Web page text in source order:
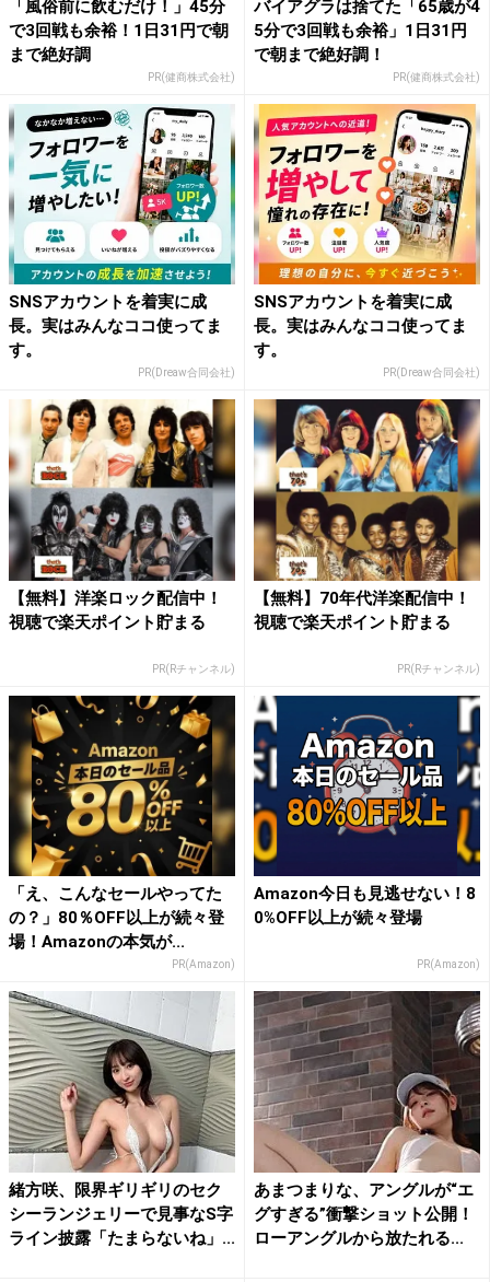
「風俗前に飲むだけ！」45分
で3回戦も余裕！1日31円で朝
まで絶好調
PR(健商株式会社)
バイアグラは捨てた「65歳が4
5分で3回戦も余裕」1日31円
で朝まで絶好調！
PR(健商株式会社)
SNSアカウントを着実に成
長。実はみんなココ使ってま
す。
PR(Dreaw合同会社)
SNSアカウントを着実に成
長。実はみんなココ使ってま
す。
PR(Dreaw合同会社)
【無料】洋楽ロック配信中！
視聴で楽天ポイント貯まる
PR(Rチャンネル)
【無料】70年代洋楽配信中！
視聴で楽天ポイント貯まる
PR(Rチャンネル)
「え、こんなセールやってた
の？」80％OFF以上が続々登
場！Amazonの本気が...
PR(Amazon)
Amazon今日も見逃せない！8
0%OFF以上が続々登場
PR(Amazon)
緒方咲、限界ギリギリのセク
シーランジェリーで見事なS字
ライン披露「たまらないね」...
あまつまりな、アングルが“エ
グすぎる”衝撃ショット公開！
ローアングルから放たれる...